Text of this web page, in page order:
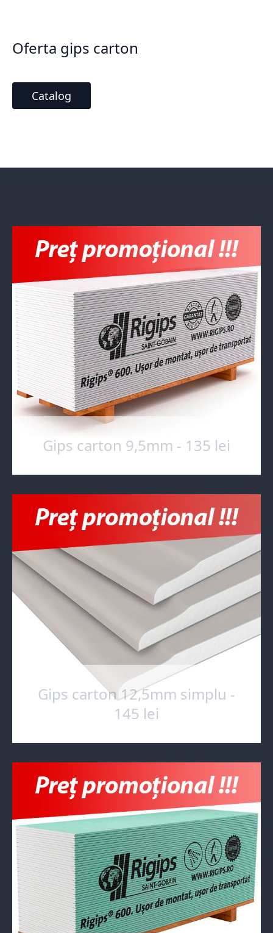
Oferta gips carton
Catalog
Gips carton 9,5mm - 135 lei
Gips carton 12,5mm simplu -
145 lei